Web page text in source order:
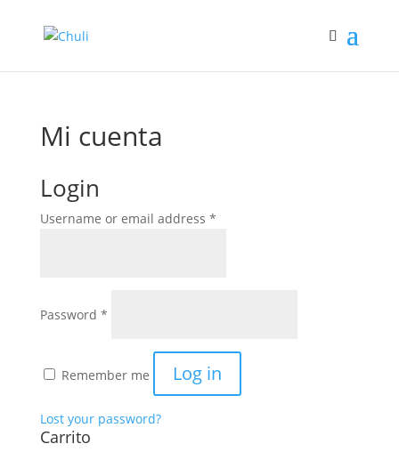
Mi cuenta
Login
Username or email address *
Password *
Remember me Log in
Lost your password?
Carrito